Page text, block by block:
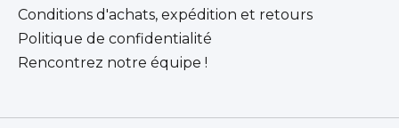
Conditions d'achats, expédition et retours
Politique de confidentialité
Rencontrez notre équipe !